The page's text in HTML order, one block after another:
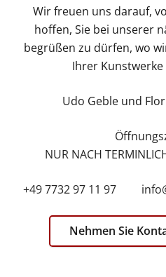
Wir freuen uns darauf,
hoffen, Sie bei unserer
begrüßen zu dürfen, wo
Ihrer
Udo Geble und
NUR NACH
+49 7732 97 11 97
Nehmen Sie